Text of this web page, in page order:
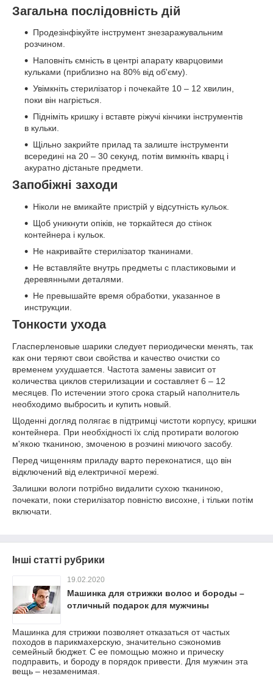
Загальна послідовність дій
Продезінфікуйте інструмент знезаражувальним
розчином.
Наповніть ємність в центрі апарату кварцовими
кульками (приблизно на 80% від об'єму).
Увімкніть стерилізатор і почекайте 10 – 12 хвилин,
поки він нагріється.
Підніміть кришку і вставте ріжучі кінчики інструментів
в кульки.
Щільно закрийте прилад та залиште інструменти
всередині на 20 – 30 секунд, потім вимкніть кварц і
акуратно дістаньте предмети.
Запобіжні заходи
Ніколи не вмикайте пристрій у відсутність кульок.
Щоб уникнути опіків, не торкайтеся до стінок
контейнера і кульок.
Не накривайте стерилізатор тканинами.
Не вставляйте внутрь предметы с пластиковыми и
деревянными деталями.
Не превышайте время обработки, указанное в
инструкции.
Тонкости ухода
Гласперленовые шарики следует периодически менять, так
как они теряют свои свойства и качество очистки со
временем ухудшается. Частота замены зависит от
количества циклов стерилизации и составляет 6 – 12
месяцев. По истечении этого срока старый наполнитель
необходимо выбросить и купить новый.
Щоденні догляд полягає в підтримці чистоти корпусу, кришки
контейнера. При необхідності їх слід протирати вологою
м'якою тканиною, змоченою в розчині миючого засобу.
Перед чищенням приладу варто переконатися, що він
відключений від електричної мережі.
Залишки вологи потрібно видалити сухою тканиною,
почекати, поки стерилізатор повністю висохне, і тільки потім
включати.
Інші статті рубрики
19.02.2020
Машинка для стрижки волос и бороды –
отличный подарок для мужчины
Машинка для стрижки позволяет отказаться от частых
походов в парикмахерскую, значительно сэкономив
семейный бюджет. С ее помощью можно и прическу
подправить, и бороду в порядок привести. Для мужчин эта
вещь – незаменимая.